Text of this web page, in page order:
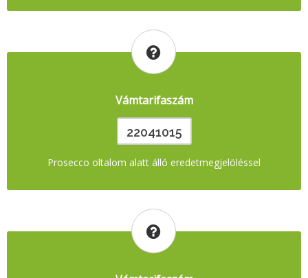
Vámtarifaszám
22041015
Prosecco oltalom alatt álló eredetmegjelöléssel